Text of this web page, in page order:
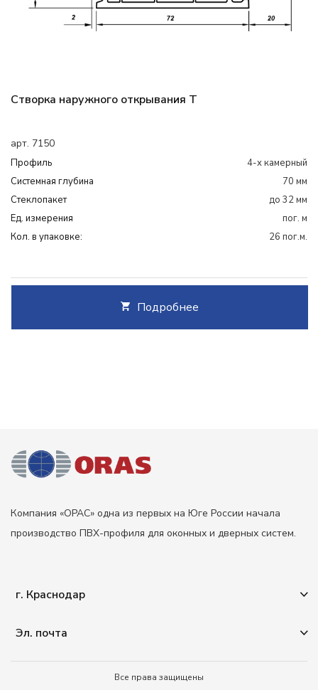
Створка наружного открывания Т
арт. 7150
Профиль
4-х камерный
Системная глубина
70 мм
Cтеклопакет
до 32 мм
Ед. измерения
пог. м
Кол. в упаковке:
26 пог.м.
Подробнее
Компания «ОРАС» одна из первых на Юге России начала
производство ПВХ-профиля для оконных и дверных систем.
г. Краснодар
+7 (903) 411 71 77
+7 (861) 944 71 77
Эл. почта
sale@orasplast.ru— отдел продаж
buh@orasplast.ru — бухгалтерия
Все права защищены